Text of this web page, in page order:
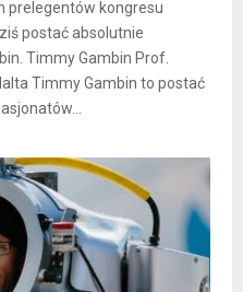
prelegentów kongresu
postać absolutnie
Timmy Gambin Prof.
Timmy Gambin to postać